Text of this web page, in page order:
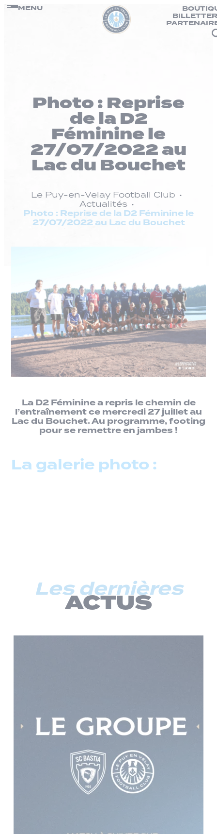
Passer
MENU
Photo : Reprise
de la D2
Féminine le
27/07/2022 au
Lac du Bouchet
Le Puy-en-Velay Football Club
Actualités
Photo : Reprise de la D2 Féminine le
27/07/2022 au Lac du Bouchet
La D2 Féminine a repris le chemin de
l’entraînement ce mercredi 27 juillet au
Lac du Bouchet. Au programme, footing
pour se remettre en jambes !
La galerie photo :
Les dernières
ACTUS
Panneau de gestion des cookies